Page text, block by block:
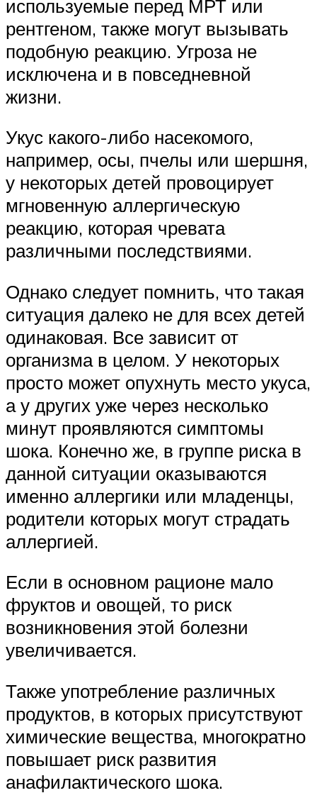
используемые перед МРТ или
рентгеном, также могут вызывать
подобную реакцию. Угроза не
исключена и в повседневной
жизни.
Укус какого-либо насекомого,
например, осы, пчелы или шершня,
у некоторых детей провоцирует
мгновенную аллергическую
реакцию, которая чревата
различными последствиями.
Однако следует помнить, что такая
ситуация далеко не для всех детей
одинаковая. Все зависит от
организма в целом. У некоторых
просто может опухнуть место укуса,
а у других уже через несколько
минут проявляются симптомы
шока. Конечно же, в группе риска в
данной ситуации оказываются
именно аллергики или младенцы,
родители которых могут страдать
аллергией.
Если в основном рационе мало
фруктов и овощей, то риск
возникновения этой болезни
увеличивается.
Также употребление различных
продуктов, в которых присутствуют
химические вещества, многократно
повышает риск развития
анафилактического шока.